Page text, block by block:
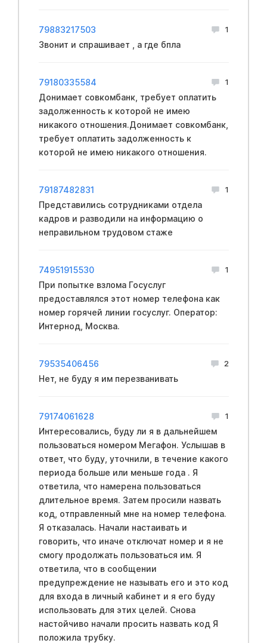
79883217503 1
Звонит и спрашивает , а где бпла
79180335584 1
Донимает совкомбанк, требует оплатить
задолженность к которой не имею
никакого отношения.Донимает совкомбанк,
требует оплатить задолженность к
которой не имею никакого отношения.
79187482831 1
Представились сотрудниками отдела
кадров и разводили на информацию о
неправильном трудовом стаже
74951915530 1
При попытке взлома Госуслуг
предоставлялся этот номер телефона как
номер горячей линии госуслуг. Оператор:
Интернод, Москва.
79535406456 2
Нет, не буду я им перезванивать
79174061628 1
Интересовались, буду ли я в дальнейшем
пользоваться номером Мегафон. Услышав в
ответ, что буду, уточнили, в течение какого
периода больше или меньше года . Я
ответила, что намерена пользоваться
длительное время. Затем просили назвать
код, отправленный мне на номер телефона.
Я отказалась. Начали настаивать и
говорить, что иначе отключат номер и я не
смогу продолжать пользоваться им. Я
ответила, что в сообщении
предупреждение не называть его и это код
для входа в личный кабинет и я его буду
использовать для этих целей. Снова
настойчиво начали просить назвать код Я
положила трубку.